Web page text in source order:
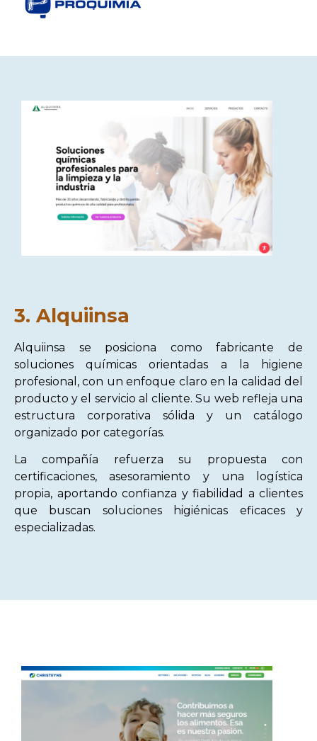
3. Alquiinsa
Alquiinsa se posiciona como fabricante de
soluciones químicas orientadas a la higiene
profesional, con un enfoque claro en la calidad del
producto y el servicio al cliente. Su web refleja una
estructura corporativa sólida y un catálogo
organizado por categorías.
La compañía refuerza su propuesta con
certificaciones, asesoramiento y una logística
propia, aportando confianza y fiabilidad a clientes
que buscan soluciones higiénicas eficaces y
especializadas.